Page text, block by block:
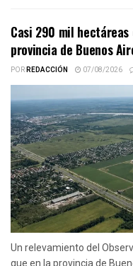
Casi 290 mil
provincia de Buenos
PORREDACCIÓN 07/08/2026
Un relevamiento del
que en la provincia de